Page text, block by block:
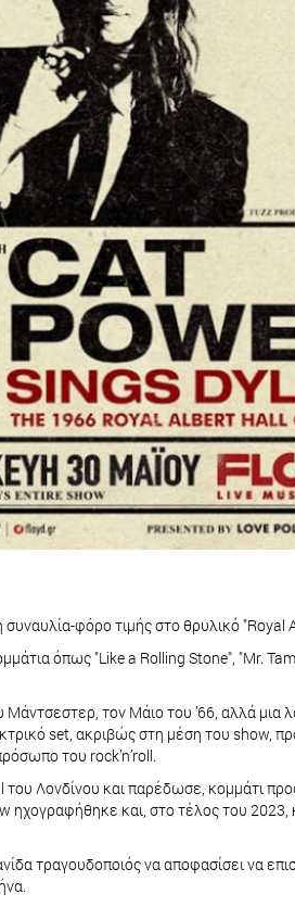
φόρο τιμής στο θρυλικό
όπως "Like a Rolling Stone", "Mr.
τον Μάιο του ’66, αλλά μια
set, ακριβώς στη μέση του show,
του rock’n’roll.
Λονδίνου και παρέδωσε, κομμάτι
ηχογραφήθηκε και, στο τέλος του
τραγουδοποιός να αποφασίσει να